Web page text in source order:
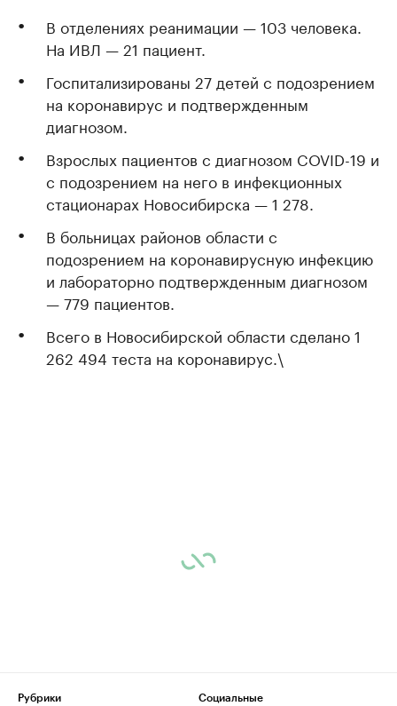
В отделениях реанимации — 103 человека.
На ИВЛ — 21 пациент.
Госпитализированы 27 детей с подозрением
на коронавирус и подтвержденным
диагнозом.
Взрослых пациентов с диагнозом COVID-19 и
с подозрением на него в инфекционных
стационарах Новосибирска — 1 278.
В больницах районов области с
подозрением на коронавирусную инфекцию
и лабораторно подтвержденным диагнозом
— 779 пациентов.
Всего в Новосибирской области сделано 1
262 494 теста на коронавирус.\
Рубрики
Социальные